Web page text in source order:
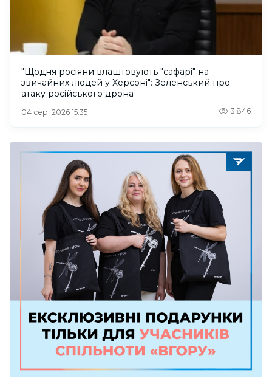
"Щодня росіяни влаштовують "сафарі" на
звичайних людей у Херсоні": Зеленський про
атаку російського дрона
04 сер. 2026 15:35 3,846